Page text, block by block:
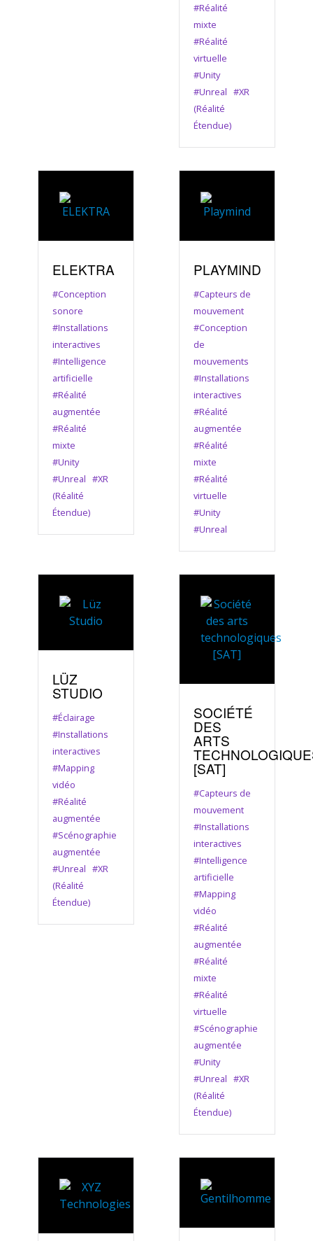
#Réalité
mixte
#Réalité
virtuelle
#Unity
#Unreal #XR
(Réalité
Étendue)
ELEKTRA
#Conception
sonore
#Installations
interactives
#Intelligence
artificielle
#Réalité
augmentée
#Réalité
mixte
#Unity
#Unreal#XR
(Réalité
Étendue)
PLAYMIND
#Capteurs de
mouvement
#Conception
de
mouvements
#Installations
interactives
#Réalité
augmentée
#Réalité
mixte
#Réalité
virtuelle
#Unity
#Unreal
LÜZ
STUDIO
#Éclairage
#Installations
interactives
#Mapping
vidéo
#Réalité
augmentée
#Scénographie
augmentée
#Unreal#XR
(Réalité
Étendue)
SOCIÉTÉ
DES
ARTS
[SAT]
#Capteurs de
mouvement
#Installations
interactives
#Intelligence
artificielle
#Mapping
vidéo
#Réalité
augmentée
#Réalité
mixte
#Réalité
virtuelle
#Scénographie
augmentée
#Unity
#Unreal #XR
(Réalité
Étendue)